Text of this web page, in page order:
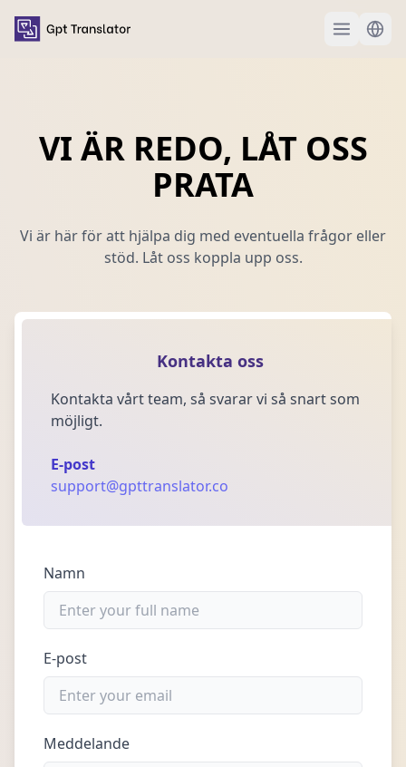
VI ÄR REDO, LÅT OSS
PRATA
Vi är här för att hjälpa dig med eventuella frågor eller
stöd. Låt oss koppla upp oss.
Kontakta oss
Kontakta vårt team, så svarar vi så snart som
möjligt.
E-post
support@gpttranslator.co
Namn
E-post
Meddelande